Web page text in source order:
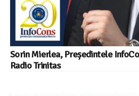
Sorin Mierlea, Președintele
Radio Trinitas